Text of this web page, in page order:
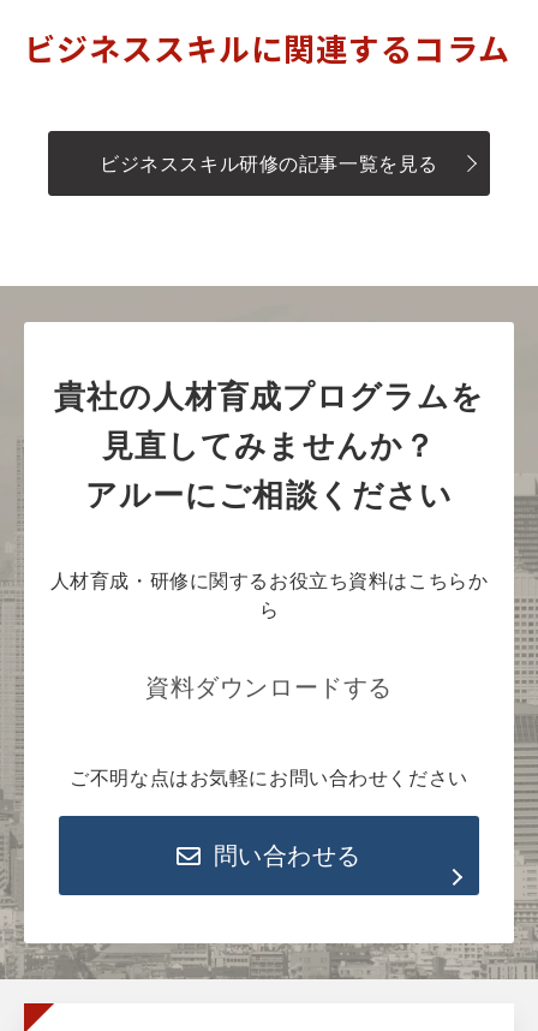
ビジネススキルに関連するコラム
ビジネススキル研修の記事一覧を見る
貴社の人材育成プログラムを
見直してみませんか？
アルーにご相談ください
人材育成・研修に関するお役立ち資料はこちらか
ら
資料ダウンロードする
ご不明な点はお気軽にお問い合わせください
問い合わせる